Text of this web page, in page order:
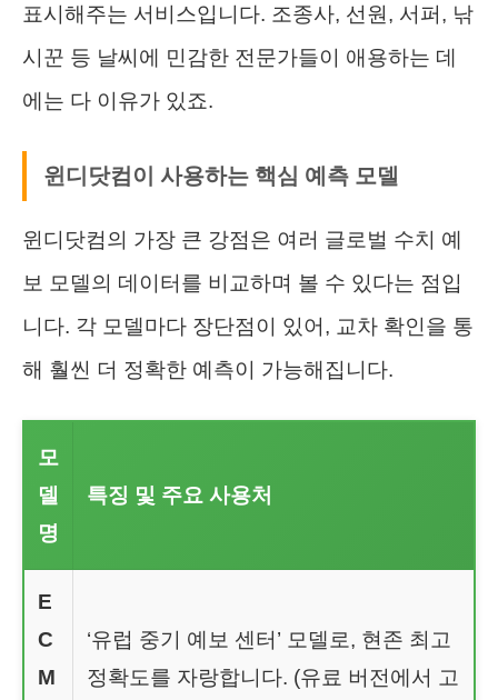
표시해주는 서비스입니다. 조종사, 선원, 서퍼, 낚
시꾼 등 날씨에 민감한 전문가들이 애용하는 데
에는 다 이유가 있죠.
윈디닷컴이 사용하는 핵심 예측 모델
윈디닷컴의 가장 큰 강점은 여러 글로벌 수치 예
보 모델의 데이터를 비교하며 볼 수 있다는 점입
니다. 각 모델마다 장단점이 있어, 교차 확인을 통
해 훨씬 더 정확한 예측이 가능해집니다.
모
델
명
특징 및 주요 사용처
E
C
M
‘유럽 중기 예보 센터’ 모델로, 현존 최고
정확도를 자랑합니다. (유료 버전에서 고